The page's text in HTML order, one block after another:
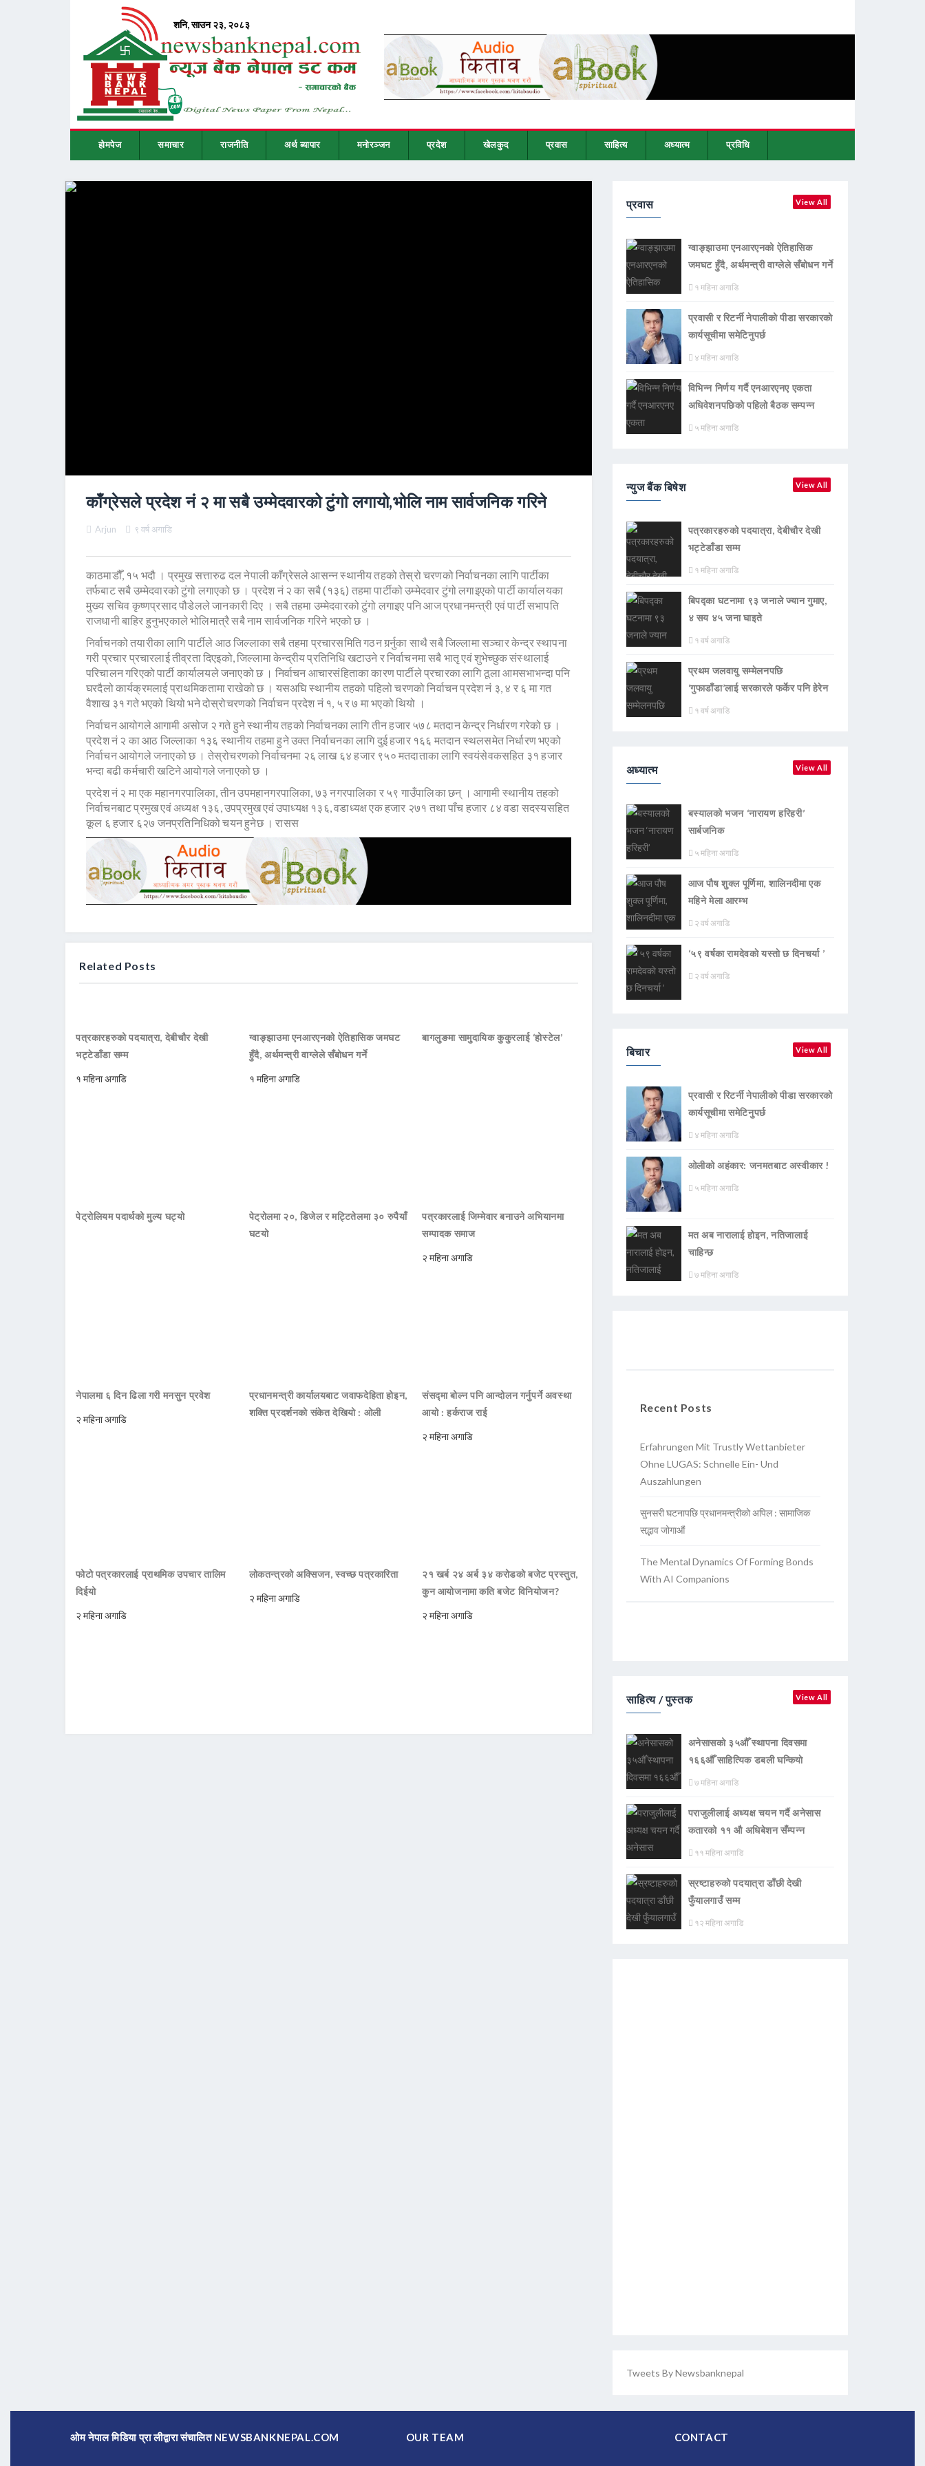
होमपेज समाचार राजनीति अर्थ ब्यापार मनोरञ्जन प्रदेश खेलकुद प्रवास साहित्य अध्यात्म प्रविधि
काँग्रेसले प्रदेश नं २ मा सबै उम्मेदवारको टुंगो लगायो,भोलि नाम सार्वजनिक गरिने
Arjun ९ वर्ष अगाडि
काठमाडौँ, १५ भदौ । प्रमुख सत्तारुढ दल नेपाली काँग्रेसले आसन्न स्थानीय तहको तेस्रो चरणको निर्वाचनका लागि पार्टीका
तर्फबाट सबै उम्मेदवारको टुंगो लगाएको छ । प्रदेश नं २ का सबै (१३६) तहमा पार्टीको उम्मेदवार टुंगो लगाइएको पार्टी कार्यालयका
मुख्य सचिव कृष्णप्रसाद पौडेलले जानकारी दिए । सबै तहमा उम्मेदवारको टुंगो लगाइए पनि आज प्रधानमन्त्री एवं पार्टी सभापति
राजधानी बाहिर हुनुभएकाले भोलिमात्रै सबै नाम सार्वजनिक गरिने भएको छ ।
निर्वाचनको तयारीका लागि पार्टीले आठ जिल्लाका सबै तहमा प्रचारसमिति गठन गर्र्नुका साथै सबै जिल्लामा सञ्चार केन्द्र स्थापना
गरी प्रचार प्रचारलाई तीव्रता दिएइको, जिल्लामा केन्द्रीय प्रतिनिधि खटाउने र निर्वाचनमा सबै भातृ एवं शुभेच्छुक संस्थालाई
परिचालन गरिएको पार्टी कार्यालयले जनाएको छ । निर्वाचन आचारसंहिताका कारण पार्टीले प्रचारका लागि ठूला आमसभाभन्दा पनि
घरदैलो कार्यक्रमलाई प्राथमिकतामा राखेको छ । यसअघि स्थानीय तहको पहिलो चरणको निर्वाचन प्रदेश नं ३, ४ र ६ मा गत
वैशाख ३१ गते भएको थियो भने दोस्रोचरणको निर्वाचन प्रदेश नं १, ५ र ७ मा भएको थियो ।
निर्वाचन आयोगले आगामी असोज २ गते हुने स्थानीय तहको निर्वाचनका लागि तीन हजार ५७८ मतदान केन्द्र निर्धारण गरेको छ ।
प्रदेश नं २ का आठ जिल्लाका १३६ स्थानीय तहमा हुने उक्त निर्वाचनका लागि दुई हजार १६६ मतदान स्थलसमेत निर्धारण भएको
निर्वाचन आयोगले जनाएको छ । तेस्रोचरणको निर्वाचनमा २६ लाख ६४ हजार ९५० मतदाताका लागि स्वयंसेवकसहित ३१ हजार
भन्दा बढी कर्मचारी खटिने आयोगले जनाएको छ ।
प्रदेश नं २ मा एक महानगरपालिका, तीन उपमहानगरपालिका, ७३ नगरपालिका र ५९ गाउँपालिका छन् । आगामी स्थानीय तहको
निर्वाचनबाट प्रमुख एवं अध्यक्ष १३६, उपप्रमुख एवं उपाध्यक्ष १३६, वडाध्यक्ष एक हजार २७१ तथा पाँच हजार ८४ वडा सदस्यसहित
कूल ६ हजार ६२७ जनप्रतिनिधिको चयन हुनेछ । रासस
Related Posts
पत्रकारहरुको पदयात्रा, देबीचौर देखी
भट्टेडाँडा सम्म
१ महिना अगाडि
ग्वाङ्झाउमा एनआरएनको ऐतिहासिक जमघट
हुँदै, अर्थमन्त्री वाग्लेले सँबोधन गर्ने
१ महिना अगाडि
बागलुङमा सामुदायिक कुकुरलाई ‘होस्टेल’
पेट्रोलियम पदार्थको मुल्य घट्यो
पेट्रोलमा २०, डिजेल र मट्टितेलमा ३० रुपैयाँ
घटयो
पत्रकारलाई जिम्मेवार बनाउने अभियानमा
सम्पादक समाज
२ महिना अगाडि
नेपालमा ६ दिन ढिला गरी मनसुन प्रवेश
२ महिना अगाडि
प्रधानमन्त्री कार्यालयबाट जवाफदेहिता होइन,
शक्ति प्रदर्शनको संकेत देखियो : ओली
संसद्मा बोल्न पनि आन्दोलन गर्नुपर्ने अवस्था
आयो : हर्कराज राई
२ महिना अगाडि
फोटो पत्रकारलाई प्राथमिक उपचार तालिम
दिईयो
२ महिना अगाडि
लोकतन्त्रको अक्सिजन, स्वच्छ पत्रकारिता
२ महिना अगाडि
२१ खर्ब २४ अर्ब ३४ करोडको बजेट प्रस्तुत,
कुन आयोजनामा कति बजेट विनियोजन?
२ महिना अगाडि
प्रवास View All
ग्वाङ्झाउमा एनआरएनको ऐतिहासिक
जमघट हुँदै, अर्थमन्त्री वाग्लेले सँबोधन गर्ने
१ महिना अगाडि
प्रवासी र रिटर्नी नेपालीको पीडा सरकारको
कार्यसूचीमा समेटिनुपर्छ
४ महिना अगाडि
विभिन्न निर्णय गर्दै एनआरएनए एकता
अधिवेशनपछिको पहिलो बैठक सम्पन्न
५ महिना अगाडि
न्युज बैंक बिषेश View All
पत्रकारहरुको पदयात्रा, देबीचौर देखी
भट्टेडाँडा सम्म
१ महिना अगाडि
बिपद्का घटनामा ९३ जनाले ज्यान गुमाए,
४ सय ४५ जना घाइते
१ वर्ष अगाडि
प्रथम जलवायु सम्मेलनपछि
‘गुफाडाँडा’लाई सरकारले फर्केर पनि हेरेन
१ वर्ष अगाडि
अध्यात्म View All
बस्यालको भजन ‘नारायण हरिहरी’
सार्बजनिक
५ महिना अगाडि
आज पौष शुक्ल पूर्णिमा, शालिनदीमा एक
महिने मेला आरम्भ
२ वर्ष अगाडि
‘५९ वर्षका रामदेवकाे यस्ताे छ दिनचर्या ’
२ वर्ष अगाडि
बिचार View All
प्रवासी र रिटर्नी नेपालीको पीडा सरकारको
कार्यसूचीमा समेटिनुपर्छ
४ महिना अगाडि
ओलीको अहंकार: जनमतबाट अस्वीकार !
५ महिना अगाडि
मत अब नारालाई होइन, नतिजालाई
चाहिन्छ
७ महिना अगाडि
Recent Posts
Erfahrungen Mit Trustly Wettanbieter
Ohne LUGAS: Schnelle Ein- Und
Auszahlungen
सुनसरी घटनापछि प्रधानमन्त्रीको अपिल : सामाजिक
सद्भाव जोगाऔं
The Mental Dynamics Of Forming Bonds
With AI Companions
साहित्य / पुस्तक View All
अनेसासको ३५औँ स्थापना दिवसमा
१६६औँ साहित्यिक डबली घन्कियाे
७ महिना अगाडि
पराजुलीलाई अध्यक्ष चयन गर्दै अनेसास
कतारको ११ औ अधिबेशन सँम्पन्न
११ महिना अगाडि
स्रष्टाहरुको पदयात्रा डाँछी देखी
फुँयालगाउँ सम्म
१२ महिना अगाडि
Tweets By Newsbanknepal
ओम नेपाल मिडिया प्रा लीद्वारा संचालित NEWSBANKNEPAL.COM OUR TEAM CONTACT